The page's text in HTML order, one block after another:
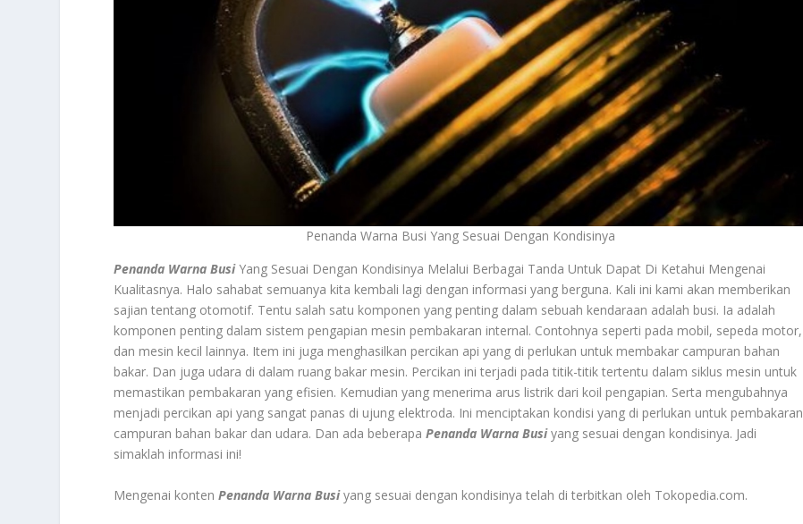
Penanda Warna Busi Yang Sesuai Dengan Kondisinya
Penanda Warna BusiYang Sesuai Dengan Kondisinya Melalui Berbagai Tanda Untuk Dapat Di Ketahui Mengenai
Kualitasnya. Halo sahabat semuanya kita kembali lagi dengan informasi yang berguna. Kali ini kami akan memberikan
sajian tentang otomotif. Tentu salah satu komponen yang penting dalam sebuah kendaraan adalah busi. Ia adalah
komponen penting dalam sistem pengapian mesin pembakaran internal. Contohnya seperti pada mobil, sepeda motor,
dan mesin kecil lainnya. Item ini juga menghasilkan percikan api yang di perlukan untuk membakar campuran bahan
bakar. Dan juga udara di dalam ruang bakar mesin. Percikan ini terjadi pada titik-titik tertentu dalam siklus mesin untuk
memastikan pembakaran yang efisien. Kemudian yang menerima arus listrik dari koil pengapian. Serta mengubahnya
menjadi percikan api yang sangat panas di ujung elektroda. Ini menciptakan kondisi yang di perlukan untuk pembakaran
campuran bahan bakar dan udara. Dan ada beberapaPenanda Warna Busiyang sesuai dengan kondisinya. Jadi
simaklah informasi ini!
Mengenai kontenPenanda Warna Busiyang sesuai dengan kondisinya telah di terbitkan oleh Tokopedia.com.